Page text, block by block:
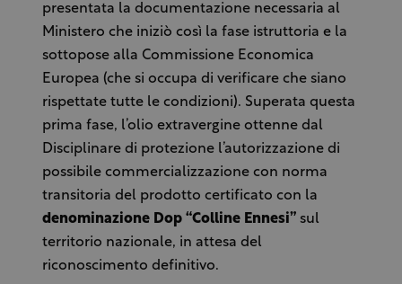
presentata la documentazione necessaria al
Ministero che iniziò così la fase istruttoria e la
sottopose alla Commissione Economica
Europea (che si occupa di verificare che siano
rispettate tutte le condizioni). Superata questa
prima fase, l’olio extravergine ottenne dal
Disciplinare di protezione l’autorizzazione di
possibile commercializzazione con norma
transitoria del prodotto certificato con la
denominazione Dop “Colline Ennesi”sul
territorio nazionale, in attesa del
riconoscimento definitivo.